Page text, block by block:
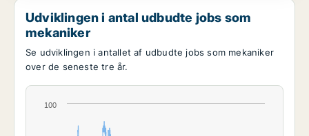
Udviklingen i antal udbudte jobs som
mekaniker
Se udviklingen i antallet af udbudte jobs som mekaniker
over de seneste tre år.
100